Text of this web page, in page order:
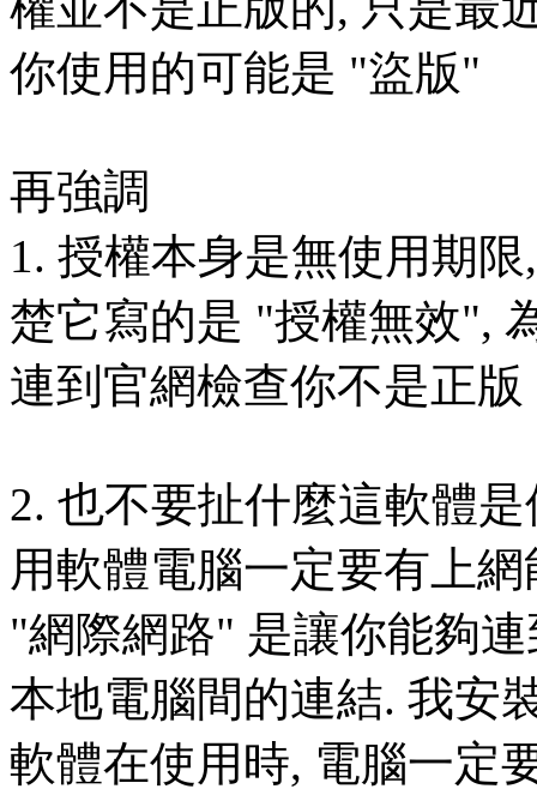
你使用的可能是 "盜版"
再強調
1. 授權本身是無使用期
楚它寫的是 "授權無效",
連到官網檢查你不是正版
2. 也不要扯什麼這軟體
用軟體電腦一定要有上
"網際網路" 是讓你能夠
本地電腦間的連結. 我安
軟體在使用時, 電腦一定